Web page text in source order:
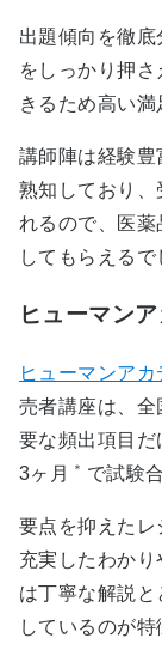
出題傾向を徹
をしっかり押
きるため高い満
講師陣は経験
熟知しており、
れるので、医
してもらえるで
ヒューマン
ヒューマンア
売者講座は、
要な頻出項目
3ヶ月
＊ で試験
要点を抑えた
充実したわか
は丁寧な解説
しているのが特